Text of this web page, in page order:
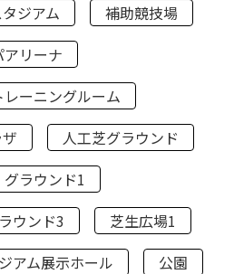
ジアム
補助競技場
アリーナ
レーニングルーム
人工芝グラウンド
グラウンド1
ウンド3
芝生広場1
アム展示ホール
公園